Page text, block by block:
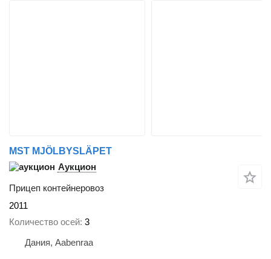
MST MJÖLBYSLÄPET
Аукцион
Прицеп контейнеровоз
2011
Количество осей 3
Дания, Aabenraa